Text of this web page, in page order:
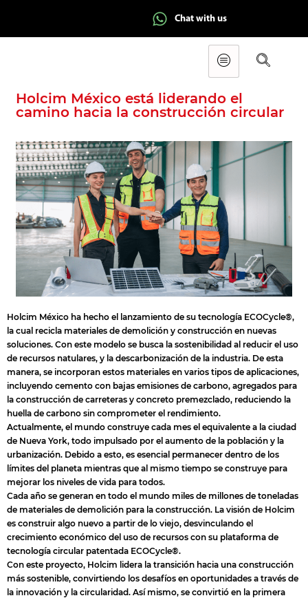
Chat with us
Holcim México está liderando el
camino hacia la construcción circular
Holcim México ha hecho el lanzamiento de su tecnología ECOCycle®,
la cual recicla materiales de demolición y construcción en nuevas
soluciones. Con este modelo se busca la sostenibilidad al reducir el uso
de recursos natulares, y la descarbonización de la industria. De esta
manera, se incorporan estos materiales en varios tipos de aplicaciones,
incluyendo cemento con bajas emisiones de carbono, agregados para
la construcción de carreteras y concreto premezclado, reduciendo la
huella de carbono sin comprometer el rendimiento.
Actualmente, el mundo construye cada mes el equivalente a la ciudad
de Nueva York, todo impulsado por el aumento de la población y la
urbanización. Debido a esto, es esencial permanecer dentro de los
límites del planeta mientras que al mismo tiempo se construye para
mejorar los niveles de vida para todos.
Cada año se generan en todo el mundo miles de millones de toneladas
de materiales de demolición para la construcción. La visión de Holcim
es construir algo nuevo a partir de lo viejo, desvinculando el
crecimiento económico del uso de recursos con su plataforma de
tecnología circular patentada ECOCycle®.
Con este proyecto, Holcim lidera la transición hacia una construcción
más sostenible, convirtiendo los desafíos en oportunidades a través de
la innovación y la circularidad. Así mismo, se convirtió en la primera